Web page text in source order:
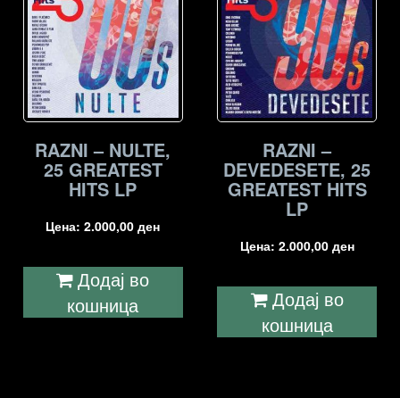
RAZNI – NULTE,
25 GREATEST
HITS LP
Цена:2.000,00ден
Додај во
кошница
RAZNI –
DEVEDESETE, 25
GREATEST HITS
LP
Цена: 2.000,00 ден
Додај во
кошница